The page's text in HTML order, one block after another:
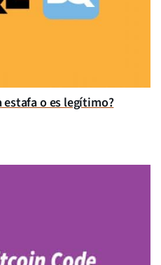
estafa o es legítimo?